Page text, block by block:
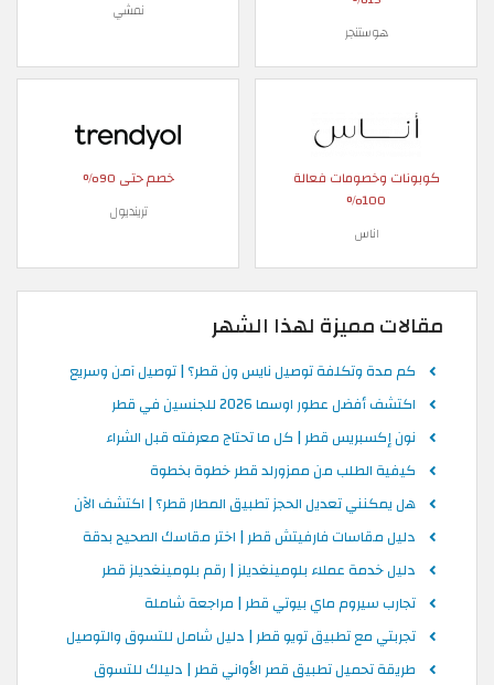
هوستنجر
نمشي
كوبونات وخصومات فعالة
100%
اناس
خصم حتى 90%
ترينديول
مقالات مميزة لهذا الشهر
كم مدة وتكلفة توصيل نايس ون قطر؟ | توصيل آمن وسريع
اكتشف أفضل عطور اوسما 2026 للجنسين في قطر
نون إكسبريس قطر | كل ما تحتاج معرفته قبل الشراء
كيفية الطلب من ممزورلد قطر خطوة بخطوة
هل يمكنني تعديل الحجز تطبيق المطار قطر؟ | اكتشف الآن
دليل مقاسات فارفيتش قطر | اختر مقاسك الصحيح بدقة
دليل خدمة عملاء بلومينغديلز | رقم بلومينغديلز قطر
تجارب سيروم ماي بيوتي قطر | مراجعة شاملة
تجربتي مع تطبيق تويو قطر | دليل شامل للتسوق والتوصيل
طريقة تحميل تطبيق قصر الأواني قطر | دليلك للتسوق